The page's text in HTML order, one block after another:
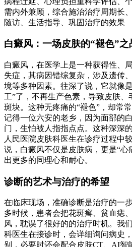
需内外兼顾，综合施治治疗周期长
随访、生活指导、巩固治疗的效果
白癜风：一场皮肤的“褪色”之
白癜风，在医学上是一种获得性、
失症，其病因错综复杂，涉及遗传
境等多种因素。往深了说，它就像
工”了，不再生产色素，导致皮肤
斑块。这种无疼痛的“褪色”，却常
记得一位六安的老乡，因为面部的
门，生怕被人指指点点。这种深深
人民医院皮肤科医生在诊疗过程中
说，白癜风不仅是皮肤病，更是“心
出更多的同理心和耐心。
诊断的艺术与治疗的希望
在临床现场，准确诊断是治疗的一
多时候，患者会把花斑癣、贫血痣
风，耽误了很好的的治疗时机。我
科医生在接诊时，会详细询问病史
别，必要时还会配合皮肤CT、AI智